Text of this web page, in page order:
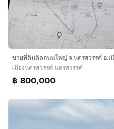
ขายที่ดินติดถนนใหญ่ จ.นครสวรรค์ อ.เ
เมืองนครสวรรค์ นครสวรรค์
฿ 800,000